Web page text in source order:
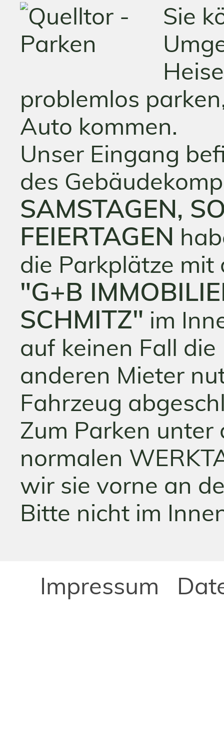
Sie
problemlos
Auto kommen.
Unser Eingang
des
SAMSTAGEN,
FEIERTAGEN
die Parkplätze mit
"G+B
SCHMITZ" im
auf keinen Fall
anderen Mieter
Fahrzeug
Zum Parken unter
normalen
wir sie vorne an
Bitte nicht im
Impressum